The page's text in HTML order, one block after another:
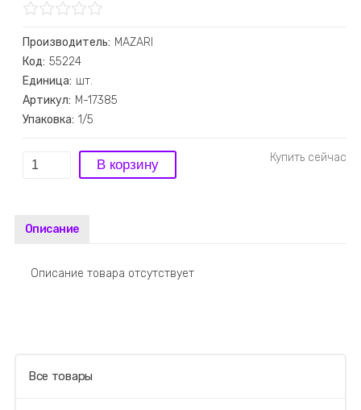
Производитель: MAZARI
Код: 55224
Единица: шт.
Артикул: M-17385
Упаковка: 1/5
Описание
Описание товара отсутствует
Все товары